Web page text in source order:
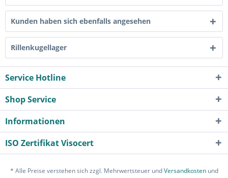
Kunden haben sich ebenfalls angesehen
Rillenkugellager
Service Hotline
Shop Service
Informationen
ISO Zertifikat Visocert
* Alle Preise verstehen sich zzgl. Mehrwertsteuer undVersandkostenund